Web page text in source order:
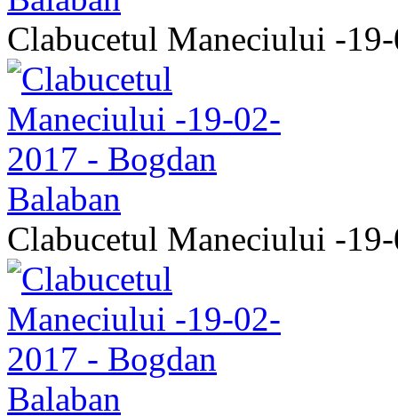
Clabucetul Maneciului -
Clabucetul Maneciului -